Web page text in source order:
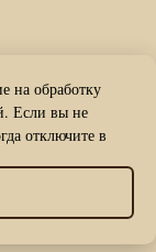
на обработку
Если вы не
отключите в